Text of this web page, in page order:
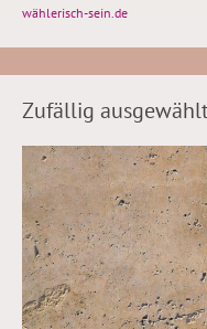
wählerisch-sein.de
Zufällig